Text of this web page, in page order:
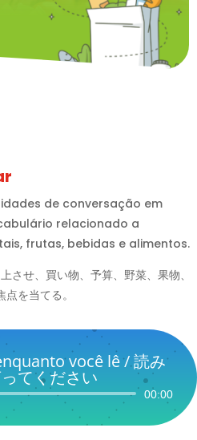
de conversação em
relacionado a
frutas, bebidas e alimentos.
させ、買い物、予算、野菜、果物、
を当てる。
você lê / 読み
てください
Audio
00:00